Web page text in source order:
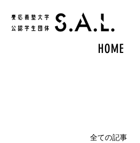
HOME
全ての記事